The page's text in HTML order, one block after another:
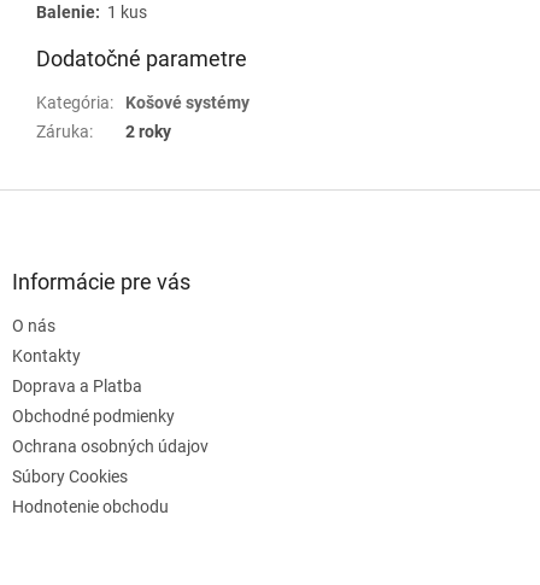
Balenie: 1 kus
Dodatočné parametre
Kategória:
Košové systémy
Záruka: 2 roky
Informácie pre vás
O nás
Kontakty
Doprava a Platba
Obchodné podmienky
Ochrana osobných údajov
Súbory Cookies
Hodnotenie obchodu